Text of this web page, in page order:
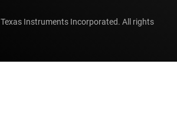
Texas Instruments Incorporated. All rights